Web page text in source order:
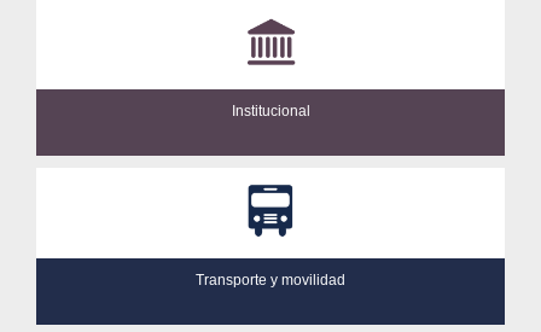
Institucional
Transporte y movilidad